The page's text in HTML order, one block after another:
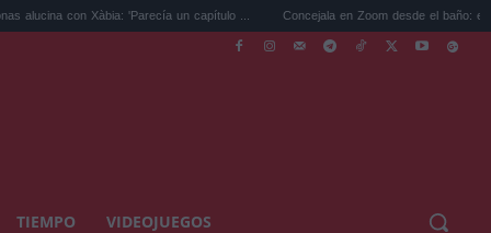
Xàbia: 'Parecía un capítulo ... Concejala en Zoom desde el baño: el viral del tele...
TIEMPO VIDEOJUEGOS